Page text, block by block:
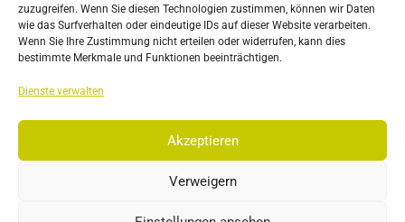
zuzugreifen. Wenn Sie diesen Technologien zustimmen, können wir Daten
wie das Surfverhalten oder eindeutige IDs auf dieser Website verarbeiten.
Wenn Sie Ihre Zustimmung nicht erteilen oder widerrufen, kann dies
bestimmte Merkmale und Funktionen beeinträchtigen.
Dienste verwalten
Akzeptieren
Verweigern
Impressum
Datenschutzerklärung
Cookie Richtlinie (EU)
Copyright © 2026 EST, Engineering Systems Technologies GmbH &